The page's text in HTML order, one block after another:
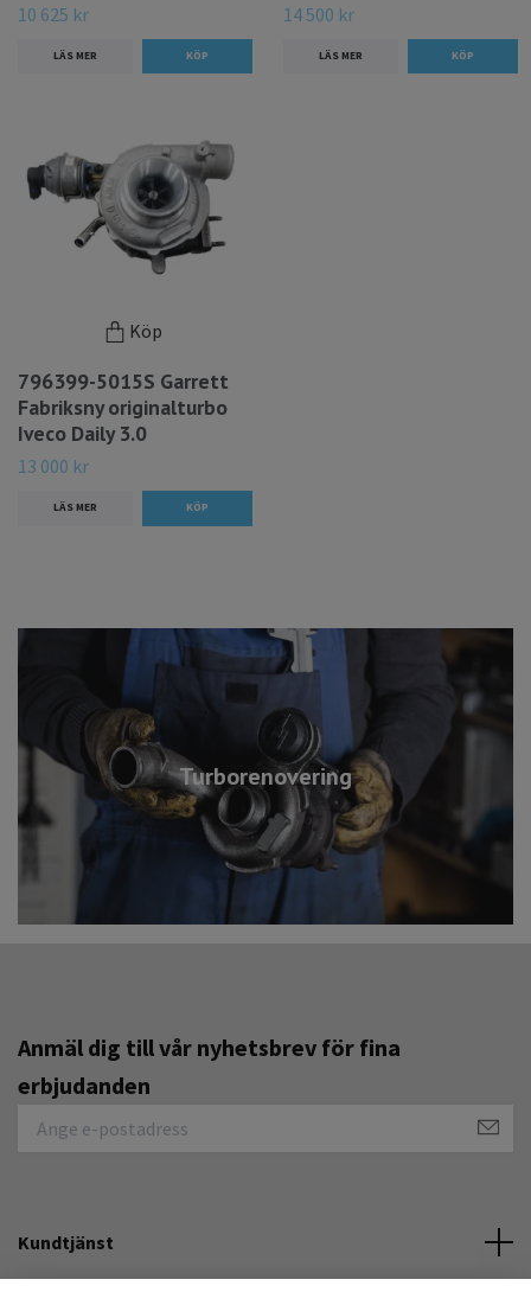
Turborenovering
10 625 kr
LÄS MER
14 500 kr
LÄS MER
Köp
796399-5015S Garrett
Fabriksny originalturbo
Iveco Daily 3.0
13 000 kr
LÄS MER
Anmäl dig till vår nyhetsbrev för fina
erbjudanden
Kundtjänst